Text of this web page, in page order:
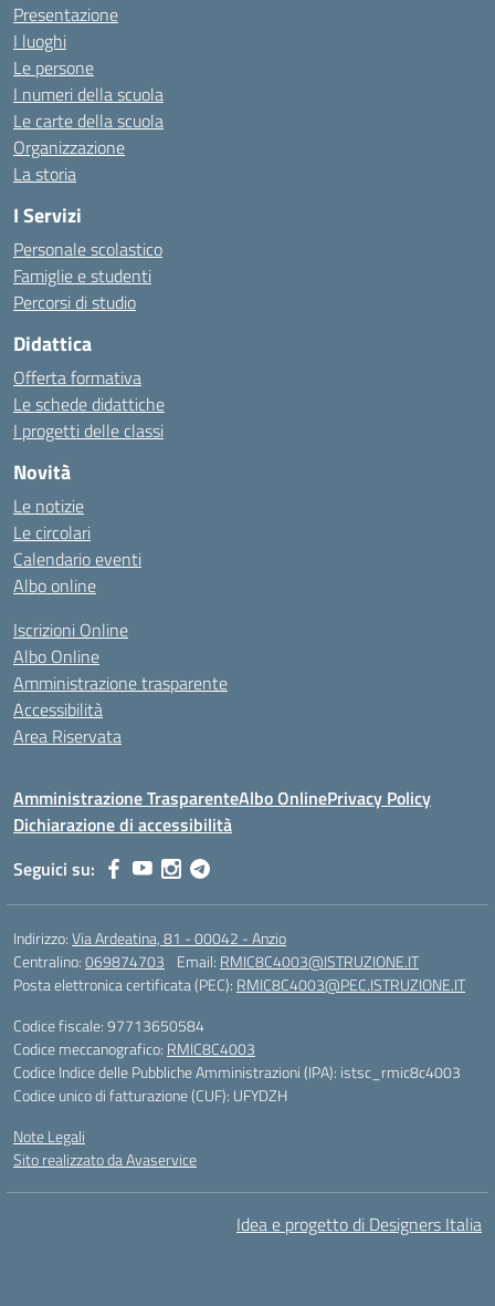
Presentazione
I luoghi
Le persone
I numeri della scuola
Le carte della scuola
Organizzazione
La storia
I Servizi
Personale scolastico
Famiglie e studenti
Percorsi di studio
Didattica
Offerta formativa
Le schede didattiche
I progetti delle classi
Novità
Le notizie
Le circolari
Calendario eventi
Albo online
Iscrizioni Online
Albo Online
Amministrazione trasparente
Accessibilità
Area Riservata
Amministrazione TrasparenteAlbo OnlinePrivacy Policy
Dichiarazione di accessibilità
Seguici su:
Indirizzo:Via Ardeatina, 81 - 00042 - Anzio
Centralino:069874703 Email: RMIC8C4003@ISTRUZIONE.IT
Posta elettronica certificata (PEC): RMIC8C4003@PEC.ISTRUZIONE.IT
Codice fiscale: 97713650584
Codice meccanografico: RMIC8C4003
Codice Indice delle Pubbliche Amministrazioni (IPA): istsc_rmic8c4003
Codice unico di fatturazione (CUF): UFYDZH
Note Legali
Sito realizzato da Avaservice
Idea e progetto di Designers Italia